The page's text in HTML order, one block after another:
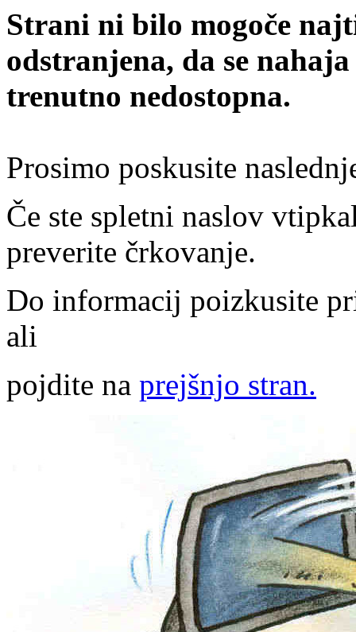
Strani ni bilo mogoče
odstranjena, da se
trenutno nedostopna.
Prosimo poskusite
Če ste spletni naslov
preverite črkovanje.
Do informacij poizkusite
ali
pojdite na prejšnjo stran.